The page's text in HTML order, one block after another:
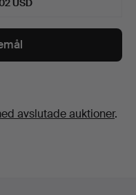
USD
avslutade auktioner.